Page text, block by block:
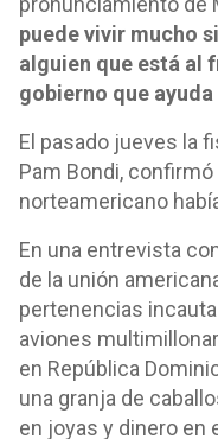
puede vivir mucho
alguien que está al
gobierno que
El pasado jueves la
Pam Bondi,
norteamericano
En una entrevista
de la unión
pertenencias
aviones
en República
una granja de
en joyas y dinero en